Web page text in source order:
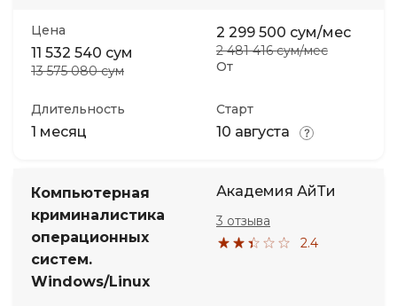
Цена
11 532 540 сум
13 575 080 сум От
2 299 500 сум/мес
2 481 416 сум/мес
Длительность
1 месяц
Старт
10 августа
Компьютерная
криминалистика
операционных
систем.
Windows/Linux
Академия АйТи
2.4
3 отзыва